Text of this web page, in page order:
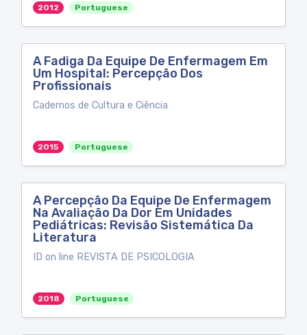
2012 Portuguese
A Fadiga Da Equipe De Enfermagem Em
Um Hospital: Percepção Dos
Profissionais
Cadernos de Cultura e Ciência
2015 Portuguese
A Percepção Da Equipe De Enfermagem
Na Avaliação Da Dor Em Unidades
Pediátricas: Revisão Sistemática Da
Literatura
ID on line REVISTA DE PSICOLOGIA
2018 Portuguese